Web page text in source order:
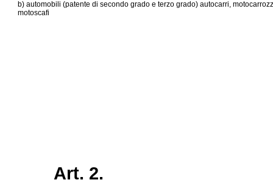
b) automobili (patente di secondo grado e terzo grado) autocarri,
motoscafi
Art. 2.